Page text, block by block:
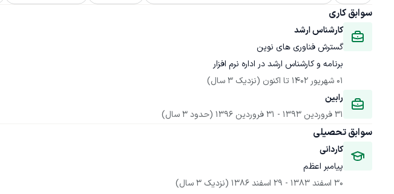
سوابق کاری
کارشناس ارشد
گسترش فناوری های نوین
برنامه و کارشناس ارشد در اداره نرم افزار
01 شهریور 1402
تا اکنون (نزدیک 3 سال)
رابین
31 فروردین 1393
- 31 فروردین 1396 (حدود 3 سال)
سوابق تحصیلی
کاردانی
پیامبر اعظم
30 اسفند 1383
- 29 اسفند 1386 (نزدیک 3 سال)